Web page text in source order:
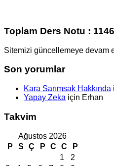
Toplam Ders Notu : 1146
Sitemizi güncellemeye devam
Son yorumlar
Kara Sarımsak Hakkında
Yapay Zeka için Erhan
Takvim
Ağustos 2026
P
S Ç P C C
P
1
2